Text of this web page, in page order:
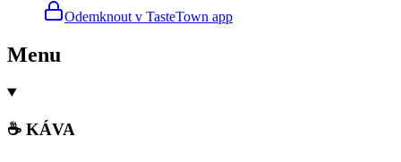
Odemknout v TasteTown app
Menu
☕️ KÁVA